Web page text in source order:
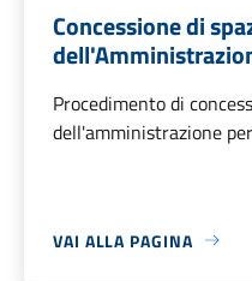
Concessione di
Procedimento di
dell'amministrazione
VAI ALLA PAGINA